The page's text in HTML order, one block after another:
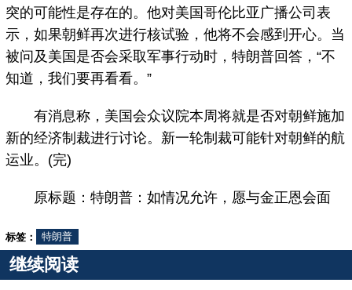
突的可能性是存在的。他对美国哥伦比亚广播公司表
示，如果朝鲜再次进行核试验，他将不会感到开心。当
被问及美国是否会采取军事行动时，特朗普回答，“不
知道，我们要再看看。”
有消息称，美国会众议院本周将就是否对朝鲜施加
新的经济制裁进行讨论。新一轮制裁可能针对朝鲜的航
运业。(完)
原标题：特朗普：如情况允许，愿与金正恩会面
标签： 特朗普
继续阅读